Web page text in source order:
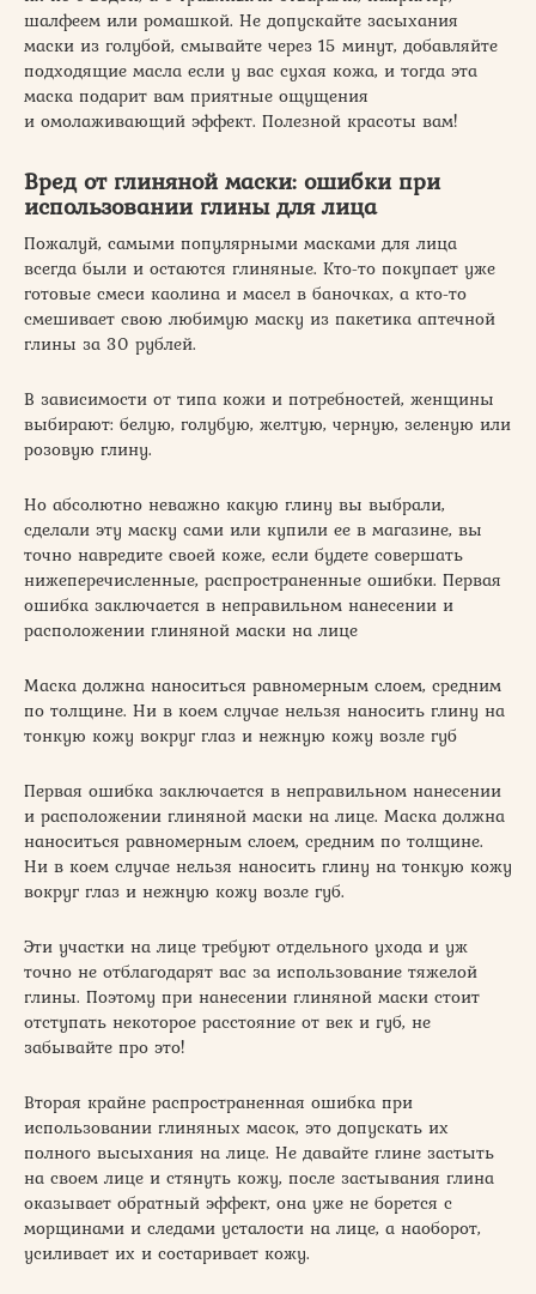
шалфеем или ромашкой. Не допускайте засыхания
маски из голубой, смывайте через 15 минут, добавляйте
подходящие масла если у вас сухая кожа, и тогда эта
маска подарит вам приятные ощущения
и омолаживающий эффект. Полезной красоты вам!
Вред от глиняной маски: ошибки при
использовании глины для лица
Пожалуй, самыми популярными масками для лица
всегда были и остаются глиняные. Кто-то покупает уже
готовые смеси каолина и масел в баночках, а кто-то
смешивает свою любимую маску из пакетика аптечной
глины за 30 рублей.
В зависимости от типа кожи и потребностей, женщины
выбирают: белую, голубую, желтую, черную, зеленую или
розовую глину.
Но абсолютно неважно какую глину вы выбрали,
сделали эту маску сами или купили ее в магазине, вы
точно навредите своей коже, если будете совершать
нижеперечисленные, распространенные ошибки. Первая
ошибка заключается в неправильном нанесении и
расположении глиняной маски на лице
Маска должна наноситься равномерным слоем, средним
по толщине. Ни в коем случае нельзя наносить глину на
тонкую кожу вокруг глаз и нежную кожу возле губ
Первая ошибка заключается в неправильном нанесении
и расположении глиняной маски на лице. Маска должна
наноситься равномерным слоем, средним по толщине.
Ни в коем случае нельзя наносить глину на тонкую кожу
вокруг глаз и нежную кожу возле губ.
Эти участки на лице требуют отдельного ухода и уж
точно не отблагодарят вас за использование тяжелой
глины. Поэтому при нанесении глиняной маски стоит
отступать некоторое расстояние от век и губ, не
забывайте про это!
Вторая крайне распространенная ошибка при
использовании глиняных масок, это допускать их
полного высыхания на лице. Не давайте глине застыть
на своем лице и стянуть кожу, после застывания глина
оказывает обратный эффект, она уже не борется с
морщинами и следами усталости на лице, а наоборот,
усиливает их и состаривает кожу.